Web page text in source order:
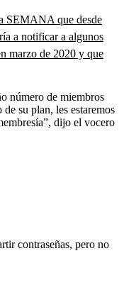
SEMANA que desde
a notificar a algunos
marzo de 2020 y que
número de miembros
su plan, les estaremos
dijo el vocero
contraseñas, pero no